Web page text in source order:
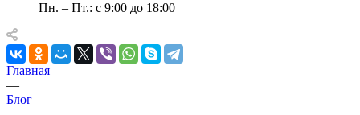
Пн. – Пт.: с 9:00 до 18:00
Главная
—
Блог